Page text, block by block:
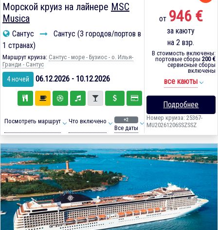
Морской круиз на лайнере MSC
Musica
Сантус
Сантус (3 городов/портов в
1 странах)
Маршрут круиза: Сантус - море - Бузиос - о. Илья-
Гранди - Сантус
4 ночей 06.12.2026 - 10.12.2026
Посмотреть маршрут Что включено +2
Все даты
от 946 €
за каюту
на 2 взр.
В стоимость включены:
портовые сборы 200 €
сервисные сборы
включены
все каюты
Подробнее
Номер круиза: 25367-
MU20261206SSZSSZ